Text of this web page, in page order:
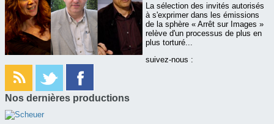
La sélection des invités autorisés
à s'exprimer dans les émissions
de la sphère « Arrêt sur Images »
relève d'un processus de plus en
plus torturé...
suivez-nous :
Nos dernières productions